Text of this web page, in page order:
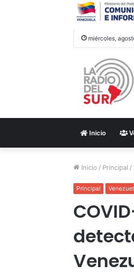
miércoles,
Inicio
Inicio / Principal /
Principal